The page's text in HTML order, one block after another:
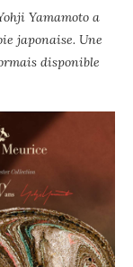
Yamamoto a
japonaise. Une
disponible